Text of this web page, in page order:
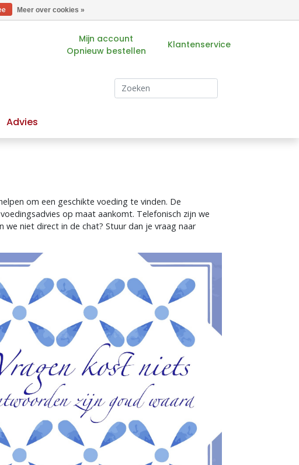
Mijn account
Opnieuw bestellen
Klantenservice
Advies
om een geschikte voeding te vinden. De
op maat aankomt. Telefonisch zijn we
niet direct in de chat? Stuur dan je vraag naar
Meer over cookies »